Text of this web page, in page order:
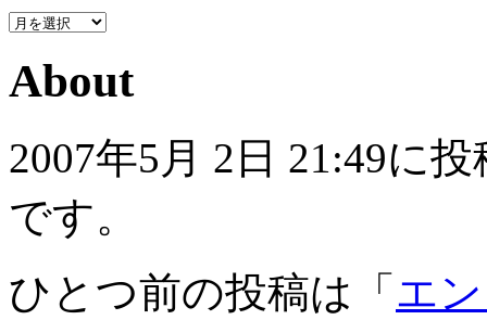
About
2007年5月 2日 21:49に
です。
ひとつ前の投稿は「 エ